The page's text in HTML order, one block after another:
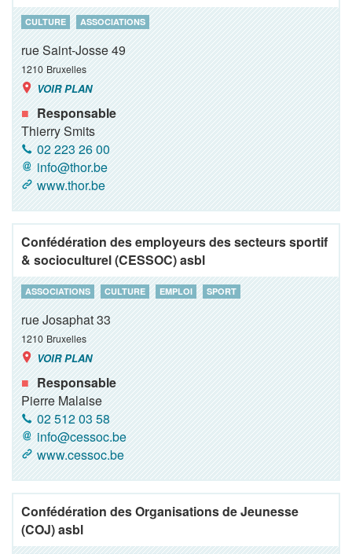
CULTURE ASSOCIATIONS
rue Saint-Josse 49
1210 Bruxelles
VOIR PLAN
Responsable
Thierry Smits
02 223 26 00
info@thor.be
www.thor.be
Confédération des employeurs des secteurs sportif
& socioculturel (CESSOC) asbl
ASSOCIATIONS CULTURE EMPLOI SPORT
rue Josaphat 33
1210 Bruxelles
VOIR PLAN
Responsable
Pierre Malaise
02 512 03 58
info@cessoc.be
www.cessoc.be
Confédération des Organisations de Jeunesse
(COJ) asbl